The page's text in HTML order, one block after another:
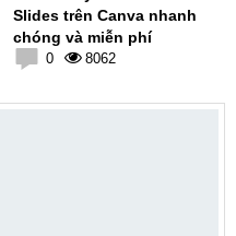
Slides trên Canva nhanh
chóng và miễn phí
0 8062